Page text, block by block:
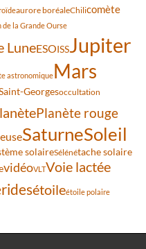
aurore boréaleChilicomète
la Grande Ourse
LuneESOISSJupiter
astronomiqueMars
Georgesoccultation
Planète rouge
SaturneSoleil
solaireSélénétache solaire
vidéoVLTVoie lactée
étoileétoile polaire